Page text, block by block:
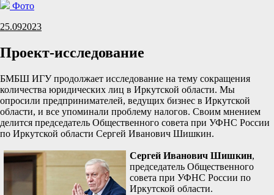
Фото
25.092023
Проект-исследование
БМБШ ИГУ продолжает исследование на тему сокращения
количества юридических лиц в Иркутской области. Мы
опросили предпринимателей, ведущих бизнес в Иркутской
области, и все упоминали проблему налогов. Своим мнением
делится председатель Общественного совета при УФНС России
по Иркутской области Сергей Иванович Шишкин.
Сергей Иванович Шишкин,
председатель Общественного
совета при УФНС России по
Иркутской области.